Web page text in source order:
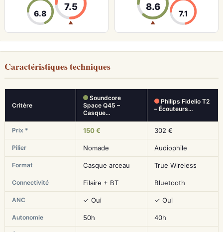
6.8
7.5
▲
8.6
▲
7.1
Caractéristiques techniques
Critère
Soundcore
Space Q45 –
Casque…
Philips Fidelio T2
– Écouteurs…
Prix * 150 € 302 €
Pilier Nomade Audiophile
Format Casque arceau True Wireless
Connectivité Filaire + BT Bluetooth
ANC ✓ Oui ✓ Oui
Autonomie 50h 40h